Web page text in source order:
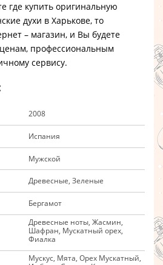
купить оригинальную
духи в Харькове, то
– магазин, и Вы будете
профессиональным
сервису.
2008
Испания
Мужской
Древесные, Зеленые
Бергамот
Древесные ноты, Жасмин,
Шафран, Мускатный орех,
Фиалка
Мускус, Мята, Орех Мускатный,